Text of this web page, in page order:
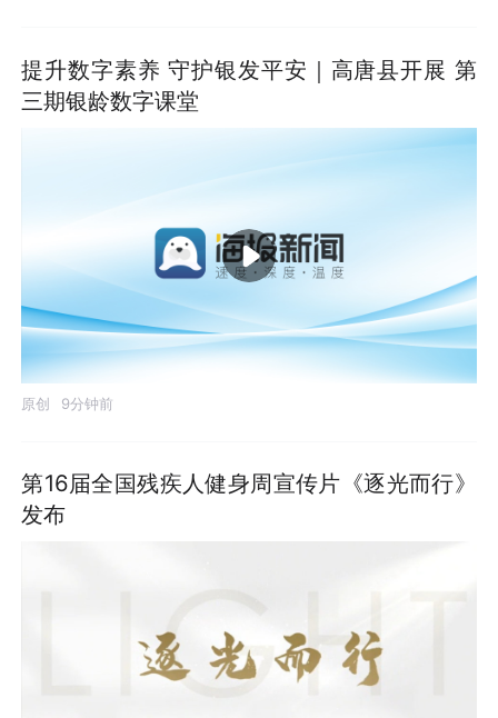
提升数字素养 守护银发平安｜高唐县开展 第
三期银龄数字课堂
原创 9分钟前
第16届全国残疾人健身周宣传片《逐光而行》
发布